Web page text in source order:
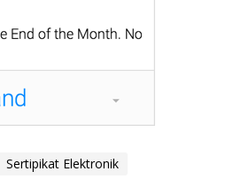
Sertipikat Elektronik